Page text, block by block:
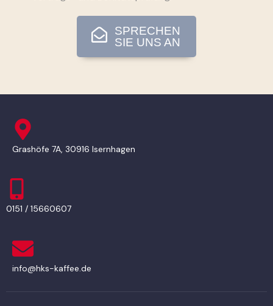
SPRECHEN
SIE UNS AN
Grashöfe 7A, 30916 Isernhagen
0151 / 15660607
info@hks-kaffee.de